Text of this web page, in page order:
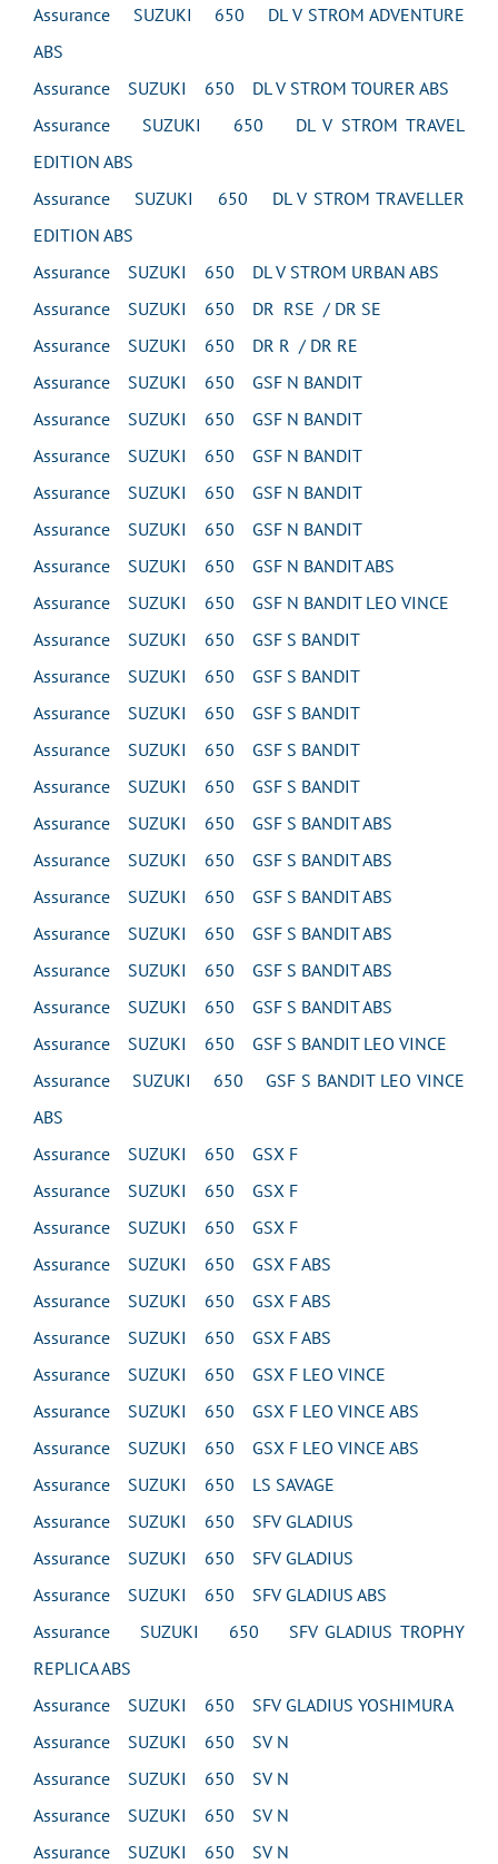
Assurance SUZUKI 650 DL V STROM ADVENTURE
ABS
Assurance SUZUKI 650 DL V STROM TOURER ABS
Assurance SUZUKI 650 DL V STROM TRAVEL
EDITION ABS
Assurance SUZUKI 650 DL V STROM TRAVELLER
EDITION ABS
Assurance SUZUKI 650 DL V STROM URBAN ABS
Assurance SUZUKI 650 DR RSE / DR SE
Assurance SUZUKI 650 DR R / DR RE
Assurance SUZUKI 650 GSF N BANDIT
Assurance SUZUKI 650 GSF N BANDIT
Assurance SUZUKI 650 GSF N BANDIT
Assurance SUZUKI 650 GSF N BANDIT
Assurance SUZUKI 650 GSF N BANDIT
Assurance SUZUKI 650 GSF N BANDIT ABS
Assurance SUZUKI 650 GSF N BANDIT LEO VINCE
Assurance SUZUKI 650 GSF S BANDIT
Assurance SUZUKI 650 GSF S BANDIT
Assurance SUZUKI 650 GSF S BANDIT
Assurance SUZUKI 650 GSF S BANDIT
Assurance SUZUKI 650 GSF S BANDIT
Assurance SUZUKI 650 GSF S BANDIT ABS
Assurance SUZUKI 650 GSF S BANDIT ABS
Assurance SUZUKI 650 GSF S BANDIT ABS
Assurance SUZUKI 650 GSF S BANDIT ABS
Assurance SUZUKI 650 GSF S BANDIT ABS
Assurance SUZUKI 650 GSF S BANDIT ABS
Assurance SUZUKI 650 GSF S BANDIT LEO VINCE
Assurance SUZUKI 650 GSF S BANDIT LEO VINCE
ABS
Assurance SUZUKI 650 GSX F
Assurance SUZUKI 650 GSX F
Assurance SUZUKI 650 GSX F
Assurance SUZUKI 650 GSX F ABS
Assurance SUZUKI 650 GSX F ABS
Assurance SUZUKI 650 GSX F ABS
Assurance SUZUKI 650 GSX F LEO VINCE
Assurance SUZUKI 650 GSX F LEO VINCE ABS
Assurance SUZUKI 650 GSX F LEO VINCE ABS
Assurance SUZUKI 650 LS SAVAGE
Assurance SUZUKI 650 SFV GLADIUS
Assurance SUZUKI 650 SFV GLADIUS
Assurance SUZUKI 650 SFV GLADIUS ABS
Assurance SUZUKI 650 SFV GLADIUS TROPHY
REPLICA ABS
Assurance SUZUKI 650 SFV GLADIUS YOSHIMURA
Assurance SUZUKI 650 SV N
Assurance SUZUKI 650 SV N
Assurance SUZUKI 650 SV N
Assurance SUZUKI 650 SV N